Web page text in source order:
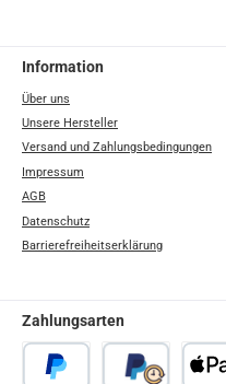
Information
Über uns
Unsere Hersteller
Versand und Zahlungsbedingungen
Impressum
AGB
Datenschutz
Barrierefreiheitserklärung
Zahlungsarten